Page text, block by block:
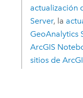
actualización
Server, la
GeoAnalytics
ArcGIS
sitios de